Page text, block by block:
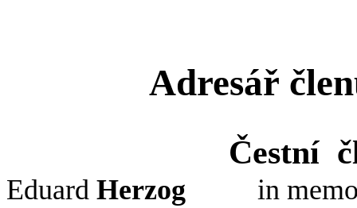
Adresář
Čestní
Eduard Herzog
in